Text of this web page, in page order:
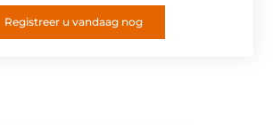
Registreer u vandaag nog